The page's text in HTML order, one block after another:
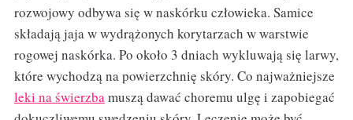
rozwojowy odbywa się w naskórku człowieka. Samice
składają jaja w wydrążonych korytarzach w warstwie
rogowej naskórka. Po około 3 dniach wykluwają się larwy,
które wychodzą na powierzchnię skóry. Co najważniejsze
leki na świerzbamuszą dawać choremu ulgę i zapobiegać